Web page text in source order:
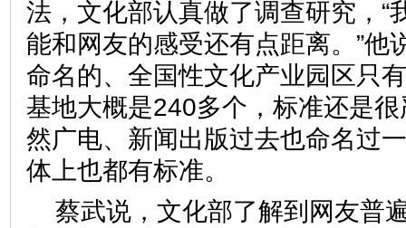
法，文化部认真做了调查研究，“
能和网友的感受还有点距离。”他
命名的、全国性文化产业园区只
基地大概是240多个，标准还是很
然广电、新闻出版过去也命名过
体上也都有标准。
蔡武说，文化部了解到网友普